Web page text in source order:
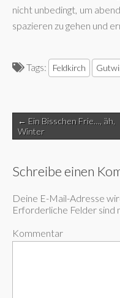
nicht unbedingt, um
spazieren zu gehen und
Tags: Feldkirch
Post
navigation
← Ein Bisschen Frie…, äh,
Winter
Schreibe einen
Deine E-Mail-Adresse
Erforderliche Felder sind
Kommentar